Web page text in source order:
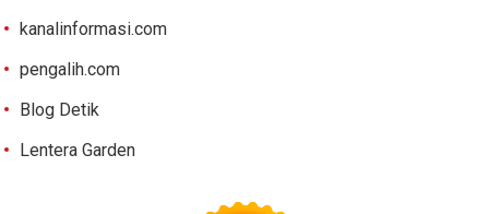
kanalinformasi.com
pengalih.com
Blog Detik
Lentera Garden